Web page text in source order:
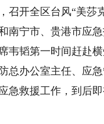
召开全区台风“美莎
南宁市、贵港市应
韦韬第一时间赶赴
总办公室主任、应
急救援工作，到后